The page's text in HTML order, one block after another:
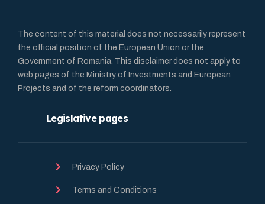
The content of this material does not necessarily represent
the official position of the European Union or the
Government of Romania. This disclaimer does not apply to
web pages of the Ministry of Investments and European
Projects and of the reform coordinators.
Legislative pages
Privacy Policy
Terms and Conditions